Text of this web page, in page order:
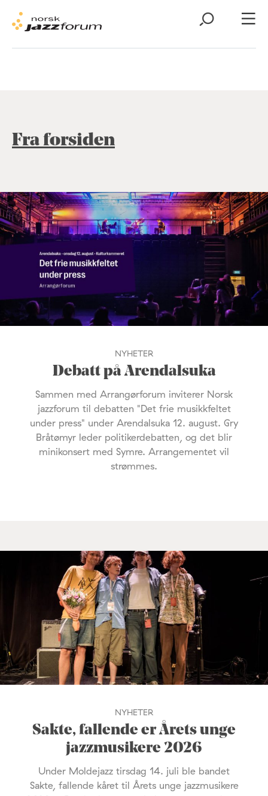
Fra forsiden
NYHETER
Debatt på Arendalsuka
Sammen med Arrangørforum inviterer Norsk
jazzforum til debatten "Det frie musikkfeltet
under press" under Arendalsuka 12. august. Gry
Bråtømyr leder politikerdebatten, og det blir
minikonsert med Symre. Arrangementet vil
strømmes.
NYHETER
Sakte, fallende er Årets unge
jazzmusikere 2026
Under Moldejazz tirsdag 14. juli ble bandet
Sakte, fallende kåret til Årets unge jazzmusikere